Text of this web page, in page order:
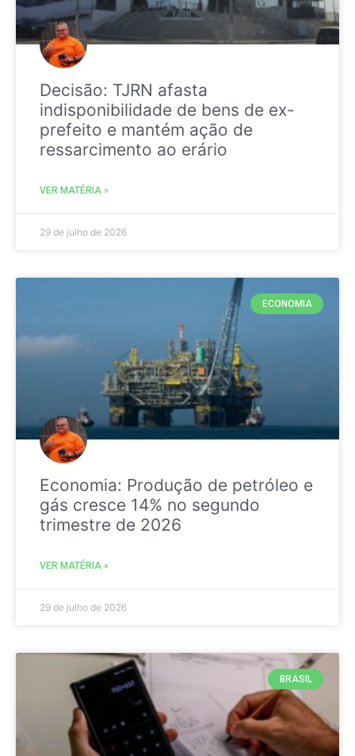
Decisão: TJRN afasta
indisponibilidade de bens de ex-
prefeito e mantém ação de
ressarcimento ao erário
VER MATÉRIA »
29 de julho de 2026
ECONOMIA
Economia: Produção de petróleo e
gás cresce 14% no segundo
trimestre de 2026
VER MATÉRIA »
29 de julho de 2026
BRASIL